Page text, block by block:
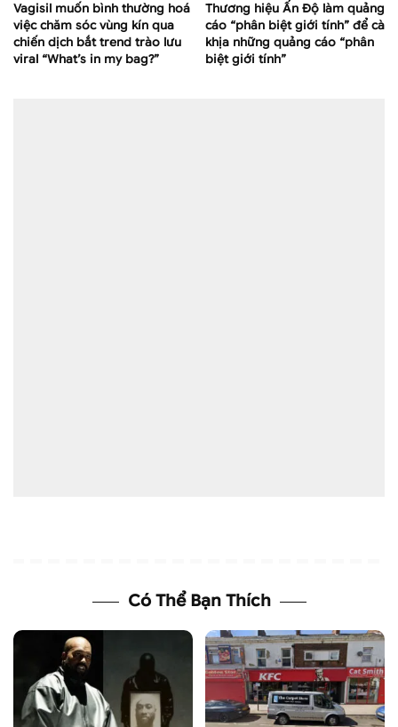
Vagisil muốn bình thường hoá
việc chăm sóc vùng kín qua
chiến dịch bắt trend trào lưu
viral “What’s in my bag?”
Thương hiệu Ấn Độ làm quảng
cáo “phân biệt giới tính” để cà
khịa những quảng cáo “phân
biệt giới tính”
Có Thể Bạn Thích